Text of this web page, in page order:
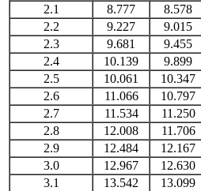
2.1
8.777 8.578
2.2
9.227 9.015
2.3
9.681 9.455
2.4
10.139 9.899
2.5
10.061 10.347
2.6
11.066 10.797
2.7
11.534 11.250
2.8
12.008 11.706
2.9
12.484 12.167
3.0
12.967 12.630
3.1
13.542 13.099